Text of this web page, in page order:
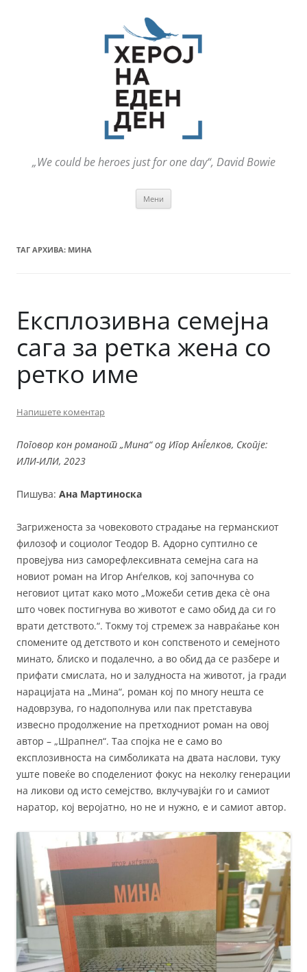
„We could be heroes just for one day“, David Bowie
Мени
ТАГ АРХИВА: МИНА
Експлозивна семејна
сага за ретка жена со
ретко име
Напишете коментар
Поговор кон романот „Мина“ од Игор Анѓелков, Скопје:
ИЛИ-ИЛИ, 2023
Пишува: Ана Мартиноска
Загриженоста за човековото страдање на германскиот
филозоф и социолог Теодор В. Адорно суптилно се
провејува низ саморефлексивната семејна сага на
новиот роман на Игор Анѓелков, кој започнува со
неговиот цитат како мото „Можеби сетив дека сè она
што човек постигнува во животот е само обид да си го
врати детството.“. Токму тој стремеж за навраќање кон
спомените од детството и кон сопственото и семејното
минато, блиско и подалечно, а во обид да се разбере и
прифати смислата, но и залудноста на животот, ја гради
нарацијата на „Мина“, роман кој по многу нешта се
надоврзува, го надополнува или пак претставува
извесно продолжение на претходниот роман на овој
автор – „Шрапнел“. Таа спојка не е само во
експлозивноста на симболиката на двата наслови, туку
уште повеќе во споделениот фокус на неколку генерации
на ликови од исто семејство, вклучувајќи го и самиот
наратор, кој веројатно, но не и нужно, е и самиот автор.